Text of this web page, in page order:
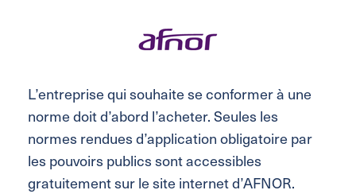
L’entreprise qui souhaite se conformer à une
norme doit d’abord l’acheter. Seules les
normes rendues d’application obligatoire par
les pouvoirs publics sont accessibles
gratuitement sur le site internet d’AFNOR.